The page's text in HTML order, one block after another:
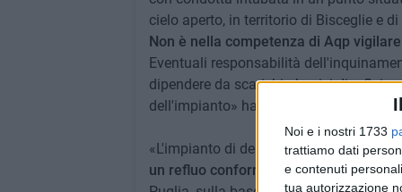
Noi e i nostri 1733
trattiamo dati
e contenuti
tua autorizzazione
cielo aperto, in territorio di Bisceglie e
Non è nella competenza di Aqp
Eventuali responsabilità
dipendere da scarichi abusivi di reflui
dell'impianto» hanno rimarcato i
«L'impianto di depurazione, come più
un refluo conforme ai limiti di legge,